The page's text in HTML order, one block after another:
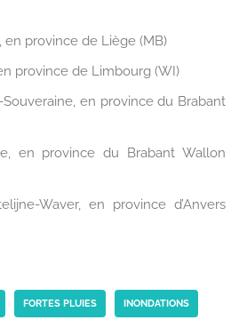
en province de Liège (MB)
province de Limbourg (WI)
en province du Brabant
en province du Brabant Wallon
Waver, en province d’Anvers
FORTES PLUIES INONDATIONS